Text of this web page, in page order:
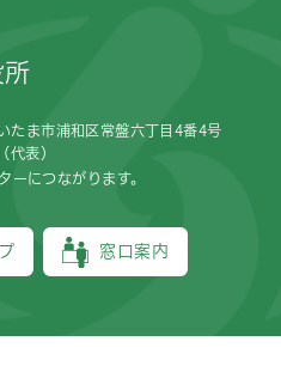
たま市浦和区常盤六丁目4番4号
代表）
ーにつながります。
窓口案内